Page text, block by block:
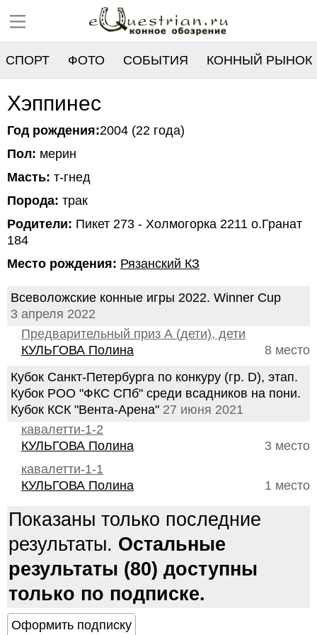
СПОРТ ФОТО СОБЫТИЯ КОННЫЙ РЫНОК
РЕЕСТР
Хэппинес
Год рождения:2004 (22 года)
Пол: мерин
Масть: т-гнед
Порода: трак
Родители: Пикет 273 - Холмогорка 2211 о.Гранат
184
Место рождения: Рязанский КЗ
Всеволожские конные игры 2022. Winner Cup
3 апреля 2022
Предварительный приз А (дети), дети
8 место
КУЛЬГОВА Полина
Кубок Санкт-Петербурга по конкуру (гр. D), этап.
Кубок РОО "ФКС СПб" среди всадников на пони.
Кубок КСК "Вента-Арена" 27 июня 2021
кавалетти-1-2
3 место
КУЛЬГОВА Полина
кавалетти-1-1
1 место
КУЛЬГОВА Полина
Показаны только последние
результаты. Остальные
результаты (80) доступны
только по подписке.